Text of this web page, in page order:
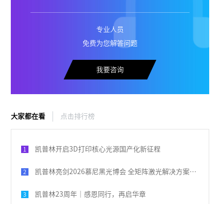
专业人员
免费为您解答问题
我要咨询
大家都在看 点击排行榜
1 凯普林开启3D打印核心光源国产化新征程
2 凯普林亮剑2026慕尼黑光博会 全矩阵激光解决方案破解全球产业痛点
3 凯普林23周年｜感恩同行，再启华章